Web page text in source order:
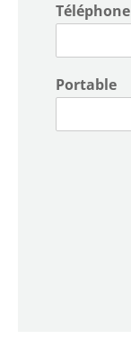
Téléphone
Portable